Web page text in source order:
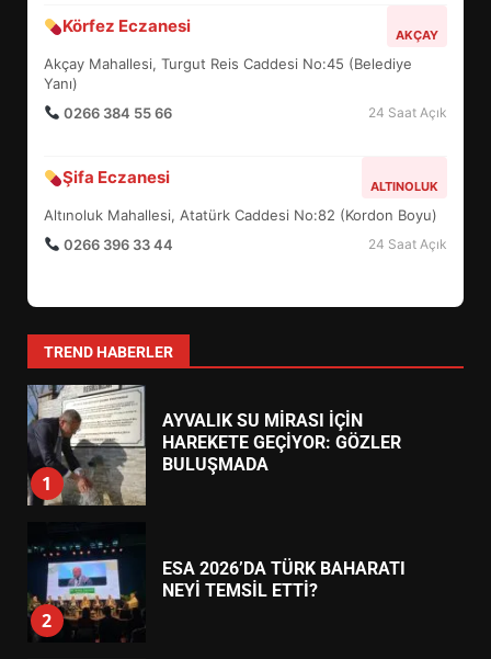
Camivasat Mahallesi, Gazi Caddesi No:14 (Edremit Devlet
0266 373 11 22
24 Saat Açık
Akçay Mahallesi, Turgut Reis Caddesi No:45 (Belediye
0266 384 55 66
24 Saat Açık
0266 396 33 44
TREND HABERLER
FİNALİNDE NE BAŞARDI?
5
7
YENİ YÖNETİM NASIL
ŞEKİLLENDİ?
1
HAREKETE GEÇİYOR: GÖZLER
BULUŞMADA